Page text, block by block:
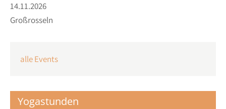
14.11.2026
Großrosseln
alle Events
Yogastunden